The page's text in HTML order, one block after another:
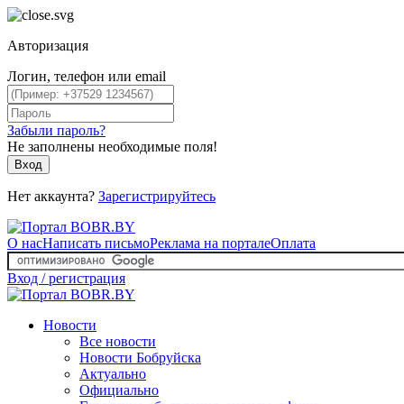
Авторизация
Логин, телефон или email
Забыли пароль?
Не заполнены необходимые поля!
Вход
Нет аккаунта? Зарегистрируйтесь
О насНаписать письмоРеклама на порталеОплата
Вход / регистрация
Новости
Все новости
Новости Бобруйска
Актуально
Официально